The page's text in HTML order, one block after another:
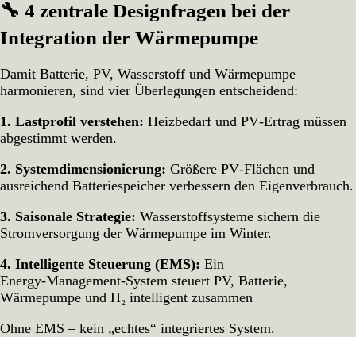
🔧 4 zentrale Designfragen bei der
Integration der Wärmepumpe
Damit Batterie, PV, Wasserstoff und Wärmepumpe
harmonieren, sind vier Überlegungen entscheidend:
1. Lastprofil verstehen: Heizbedarf und PV‑Ertrag müssen
abgestimmt werden.
2. Systemdimensionierung: Größere PV‑Flächen und
ausreichend Batteriespeicher verbessern den Eigenverbrauch.
3. Saisonale Strategie: Wasserstoffsysteme sichern die
Stromversorgung der Wärmepumpe im Winter.
4. Intelligente Steuerung (EMS): Ein
Energy‑Management‑System steuert PV, Batterie,
Wärmepumpe und H₂ intelligent zusammen
Ohne EMS – kein „echtes“ integriertes System.